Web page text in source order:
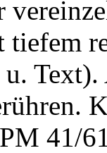
Text).
41/